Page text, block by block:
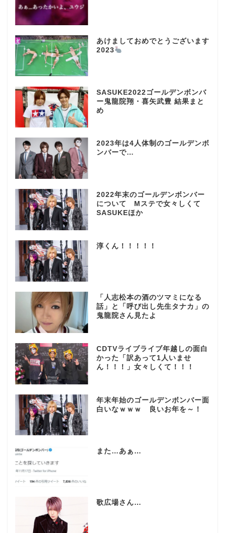
あけましておめでとうございます
2023
SASUKE2022ゴールデンボンバ
ー鬼龍院翔・喜矢武豊 結果まと
め
2023年は4人体制のゴールデンボ
ンバーで…
2022年末のゴールデンボンバー
について Mステで女々しくて
SASUKEほか
淳くん！！！！！
「人志松本の酒のツマミになる
話」と「呼び出し先生タナカ」の
鬼龍院さん見たよ
CDTVライブライブ年越しの面白
かった「訳あって1人いませ
ん！！！」女々しくて！！！
年末年始のゴールデンボンバー面
白いなｗｗｗ 良いお年を～！
また…あぁ…
歌広場さん…